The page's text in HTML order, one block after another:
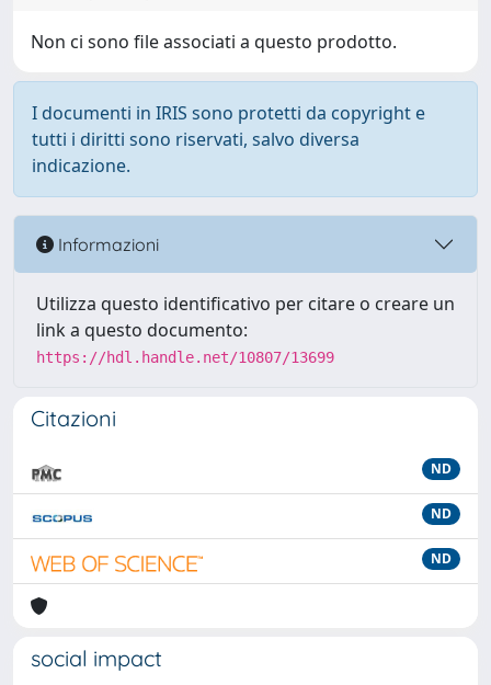
Non ci sono file associati a questo prodotto.
I documenti in IRIS sono protetti da copyright e
tutti i diritti sono riservati, salvo diversa
indicazione.
Informazioni
Utilizza questo identificativo per citare o creare un
link a questo documento:
https://hdl.handle.net/10807/13699
Citazioni
ND
ND
ND
social impact